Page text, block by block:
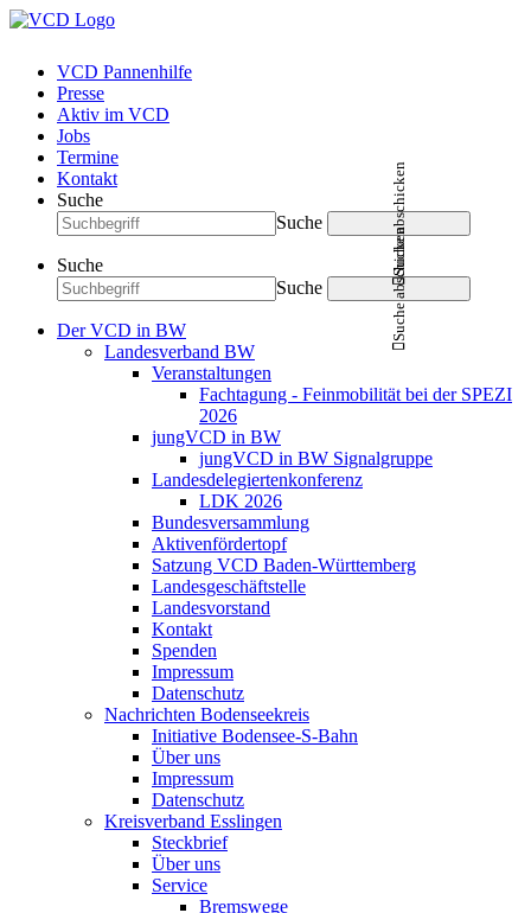
VCD Pannenhilfe
Presse
Aktiv im VCD
Jobs
Termine
Kontakt
Suche
Suche
Suche abschicken
Suche
Suche
Suche abschicken
Der VCD in BW
Landesverband BW
Veranstaltungen
Fachtagung - Feinmobilität bei der SPEZI
2026
jungVCD in BW
jungVCD in BW Signalgruppe
Landesdelegiertenkonferenz
LDK 2026
Bundesversammlung
Aktivenfördertopf
Satzung VCD Baden-Württemberg
Landesgeschäftstelle
Landesvorstand
Kontakt
Spenden
Impressum
Datenschutz
Nachrichten Bodenseekreis
Initiative Bodensee-S-Bahn
Über uns
Impressum
Datenschutz
Kreisverband Esslingen
Steckbrief
Über uns
Service
Bremswege